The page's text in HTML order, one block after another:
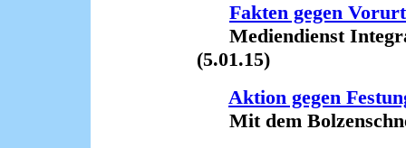
Fakten gegen
Mediendienst
(5.01.15)
Aktion gegen
Mit dem